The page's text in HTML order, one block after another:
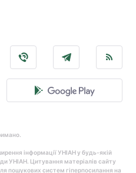
інформації УНІАН у будь-якій
УНІАН. Цитування матеріалів сайту
пошукових систем гіперпосилання на